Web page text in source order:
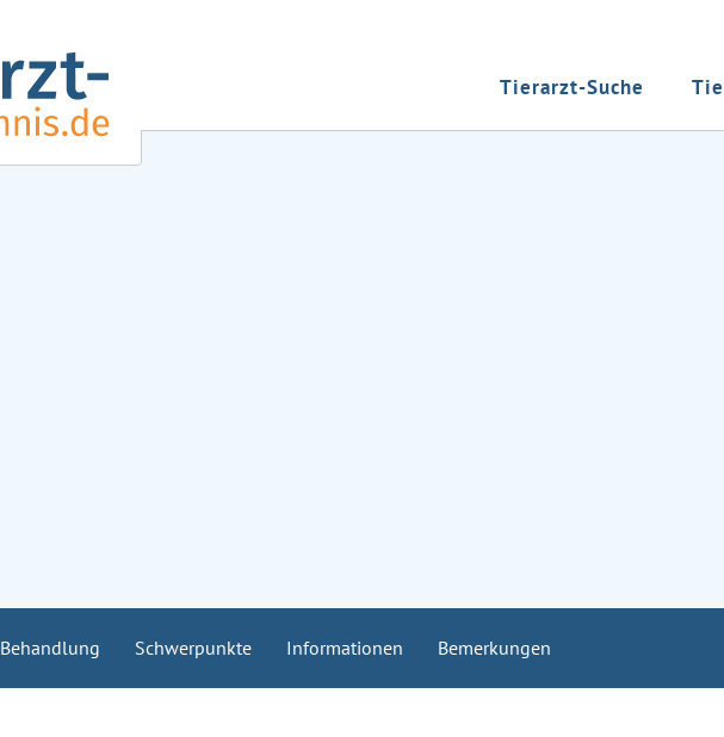
Tierarzt-Suche
Behandlung Schwerpunkte Informationen Bemerkungen